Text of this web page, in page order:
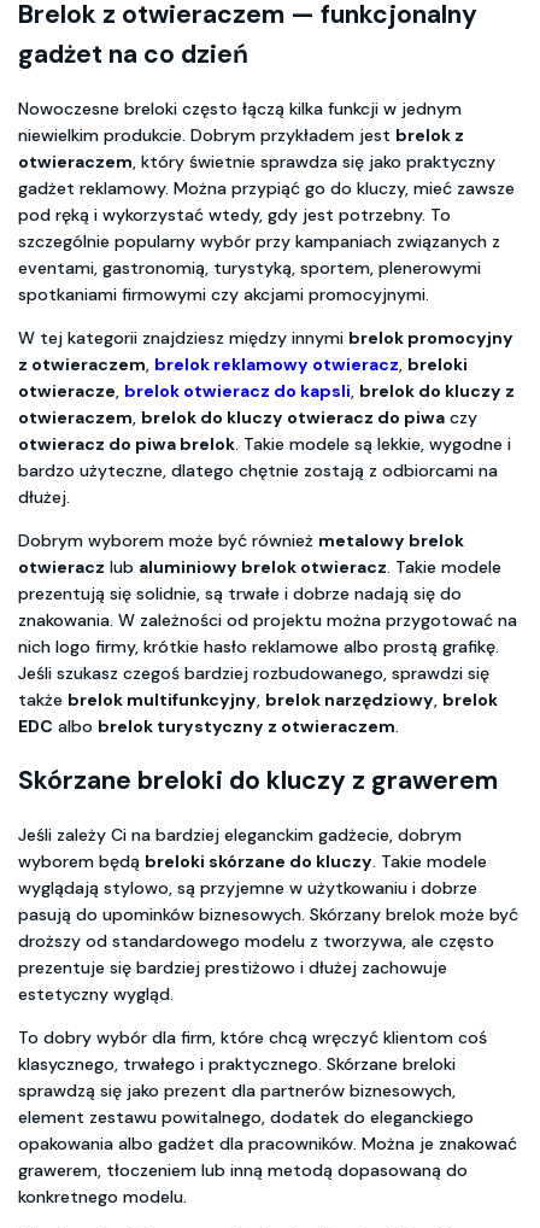
Brelok z otwieraczem — funkcjonalny
gadżet na co dzień
Nowoczesne breloki często łączą kilka funkcji w jednym
niewielkim produkcie. Dobrym przykładem jest brelok z
otwieraczem, który świetnie sprawdza się jako praktyczny
gadżet reklamowy. Można przypiąć go do kluczy, mieć zawsze
pod ręką i wykorzystać wtedy, gdy jest potrzebny. To
szczególnie popularny wybór przy kampaniach związanych z
eventami, gastronomią, turystyką, sportem, plenerowymi
spotkaniami firmowymi czy akcjami promocyjnymi.
W tej kategorii znajdziesz między innymi brelok promocyjny
z otwieraczem, brelok reklamowy otwieracz, breloki
otwieracze, brelok otwieracz do kapsli, brelok do kluczy z
otwieraczem, brelok do kluczy otwieracz do piwa czy
otwieracz do piwa brelok. Takie modele są lekkie, wygodne i
bardzo użyteczne, dlatego chętnie zostają z odbiorcami na
dłużej.
Dobrym wyborem może być również metalowy brelok
otwieracz lub aluminiowy brelok otwieracz. Takie modele
prezentują się solidnie, są trwałe i dobrze nadają się do
znakowania. W zależności od projektu można przygotować na
nich logo firmy, krótkie hasło reklamowe albo prostą grafikę.
Jeśli szukasz czegoś bardziej rozbudowanego, sprawdzi się
także brelok multifunkcyjny, brelok narzędziowy, brelok
EDC albo brelok turystyczny z otwieraczem.
Skórzane breloki do kluczy z grawerem
Jeśli zależy Ci na bardziej eleganckim gadżecie, dobrym
wyborem będą breloki skórzane do kluczy. Takie modele
wyglądają stylowo, są przyjemne w użytkowaniu i dobrze
pasują do upominków biznesowych. Skórzany brelok może być
droższy od standardowego modelu z tworzywa, ale często
prezentuje się bardziej prestiżowo i dłużej zachowuje
estetyczny wygląd.
To dobry wybór dla firm, które chcą wręczyć klientom coś
klasycznego, trwałego i praktycznego. Skórzane breloki
sprawdzą się jako prezent dla partnerów biznesowych,
element zestawu powitalnego, dodatek do eleganckiego
opakowania albo gadżet dla pracowników. Można je znakować
grawerem, tłoczeniem lub inną metodą dopasowaną do
konkretnego modelu.